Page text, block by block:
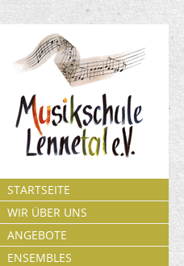
STARTSEITE
WIR ÜBER UNS
ANGEBOTE
ENSEMBLES